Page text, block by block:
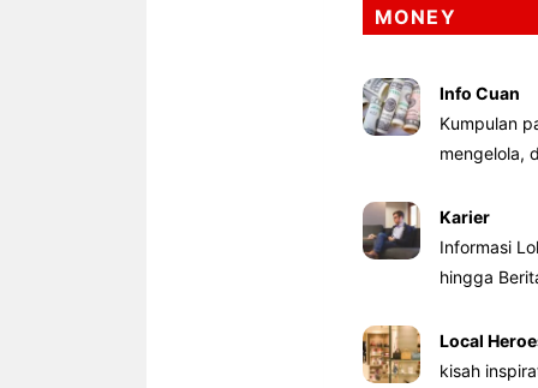
MONEY
Info Cuan
Kumpulan
mengelola,
Karier
Informasi
hingga
Local
kisah